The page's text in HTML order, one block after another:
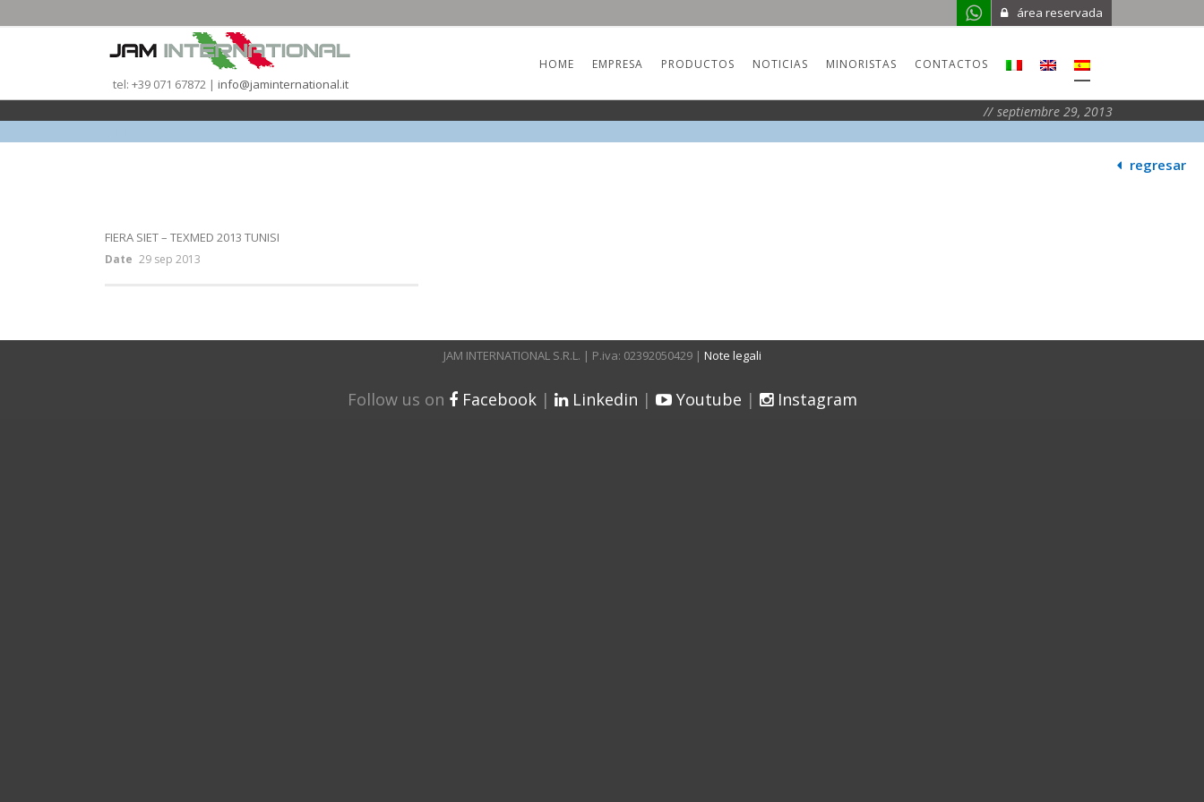
área reservada
tel: +39 071 67872 | info@jaminternational.it
HOME EMPRESA PRODUCTOS NOTICIAS MINORISTAS CONTACTOS
septiembre 29, 2013
regresar
FIERA SIET – TEXMED 2013 TUNISI
Date 29 sep 2013
JAM INTERNATIONAL S.R.L. | P.iva: 02392050429 | Note legali
Follow us on Facebook | Linkedin | Youtube | Instagram